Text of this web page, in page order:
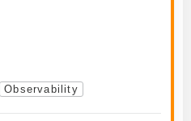
Observability